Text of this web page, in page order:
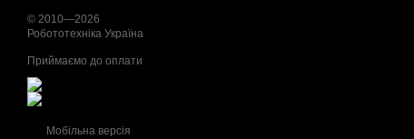
© 2010—2026
Робототехніка Україна
Приймаємо до оплати
Мобільна версія